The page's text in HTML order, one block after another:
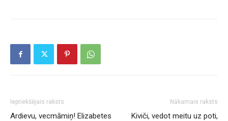
Iepriekšējais raksts
Ardievu, vecmāmiņ! Elizabetes
Nākamais raksts
Kiviči, vedot meitu uz poti,